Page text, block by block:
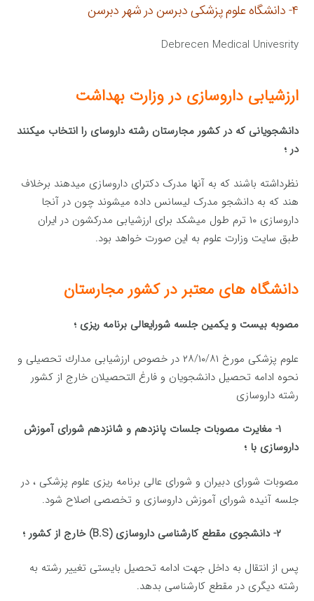
۴- دانشگاه علوم پزشكی دبرسن در شهر دبرسن
Debrecen Medical Univesrity
ارزشیابی داروسازی در وزارت بهداشت
دانشجویانی که در کشور مجارستان رشته داروسای را انتخاب میکنند
در ؛
نظرداشته باشند که به آنها مدرک دکترای داروسازی میدهند برخلاف
هند که به دانشجو مدرک لیسانس داده میشوند چون در آنجا
داروسازی ۱۰ ترم طول میشکد برای ارزشیابی مدرکشون در ایران
طبق سایت وزارت علوم به این صورت خواهد بود.
دانشگاه های معتبر در کشور مجارستان
مصوبه بیست و یكمین جلسه شورایعالی برنامه ریزی ؛
علوم پزشكی مورخ ۲۸/۱۰/۸۱ در خصوص ارزشیابی مدارك تحصیلی و
نحوه ادامه تحصیل دانشجویان و فارغ التحصیلان خارج از كشور
رشته داروسازی
۱- مغایرت مصوبات جلسات پانزدهم و شانزدهم شورای آموزش
داروسازی با ؛
مصوبات شورای دبیران و شورای عالی برنامه ریزی علوم پزشكی ، در
جلسه آنیده شورای آموزش داروسازی و تخصصی اصلاح شود.
۲- دانشجوی مقطع كارشناسی داروسازی (‌B.S) خارج از كشور ؛
پس از انتقال به داخل جهت ادامه تحصیل بایستی تغییر رشته به
رشته دیگری در مقطع كارشناسی بدهد.